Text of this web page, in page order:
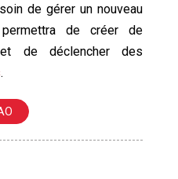
de gérer un nouveau
de créer de
et de déclencher des
.